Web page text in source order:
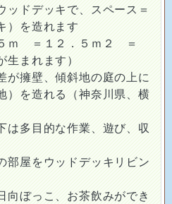
ッドデッキで、スペース＝
）を造れます
５ｍ ＝１２．５ｍ２ ＝
生まれます）
が擁壁、傾斜地の庭の上に
）を造れる（神奈川県、横
は多目的な作業、遊び、収
部屋をウッドデッキリビン
向ぼっこ、お茶飲みができ